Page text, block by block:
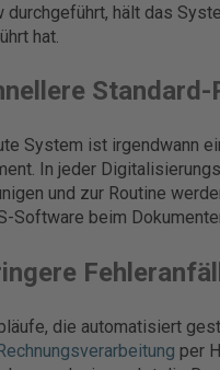
durchgeführt, hält das
hat.
System ist irgendwann
In jeder
und zur Routine
Software beim
die automatisiert
Rechnungsverarbeitung per